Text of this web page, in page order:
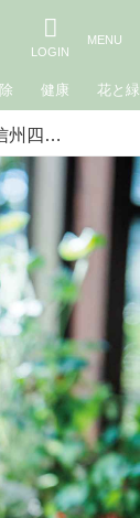
健康 花と緑
蜂蜜｜横山タカ子 信州四季暮らし